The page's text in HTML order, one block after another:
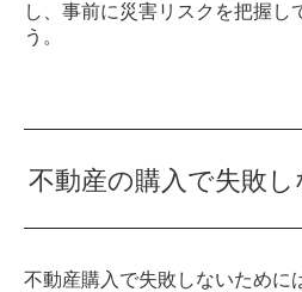
し、事前に災害リスクを把握し
う。
不動産の購入で失敗
不動産購入で失敗しないために